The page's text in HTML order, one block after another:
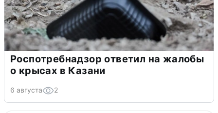
Роспотребнадзор ответил на жалобы
о крысах в Казани
6 августа 2